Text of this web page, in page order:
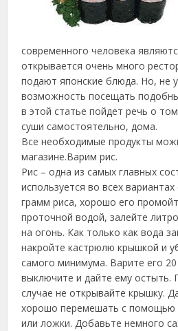
современного человека
открывается очень много
подают японские блюда. Но, не
возможность посещать
в этой статье пойдет речь о
суши самостоятельно, дома.
Все необходимые продукты
магазине.Варим рис.
Рис – одна из самых главных
используется во всех
грамм риса, хорошо его
проточной водой, залейте
на огонь. Как только как вода
накройте кастрюлю крышкой и
самого минимума. Варите его
выключите и дайте ему остыть.
случае не открывайте крышку.
хорошо перемешать с помощью
или ложки. Добавьте немного